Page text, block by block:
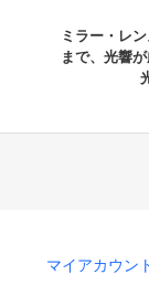
ミラー・レ
まで、光響
マイアカウン